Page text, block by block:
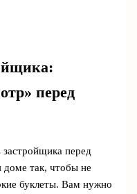
перед
перед
доме так, чтобы не
буклеты. Вам нужно